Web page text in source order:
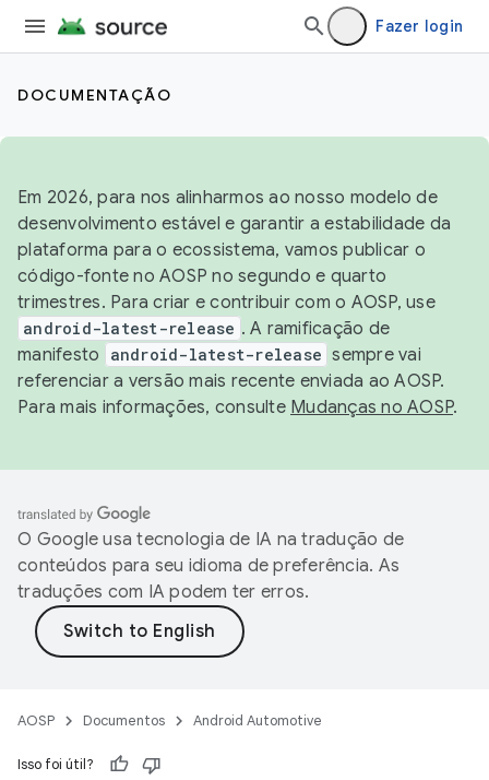
Fazer login
DOCUMENTAÇÃO
Em 2026, para nos alinharmos ao nosso modelo de
desenvolvimento estável e garantir a estabilidade da
plataforma para o ecossistema, vamos publicar o
código-fonte no AOSP no segundo e quarto
trimestres. Para criar e contribuir com o AOSP, use
android-latest-release . A ramificação de
manifesto
android-latest-release sempre vai
referenciar a versão mais recente enviada ao AOSP.
Para mais informações, consulte Mudanças no AOSP.
O Google usa tecnologia de IA na tradução de
conteúdos para seu idioma de preferência. As
traduções com IA podem ter erros.
AOSP Documentos Android Automotive
Isso foi útil?